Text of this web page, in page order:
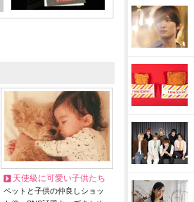
天使級に可愛い子供たち
ペットと子供の仲良しショッ